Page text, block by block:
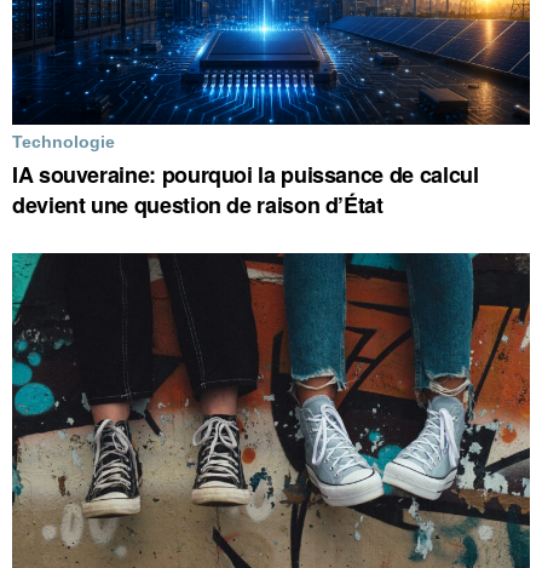
Technologie
IA souveraine: pourquoi la puissance de calcul
devient une question de raison d’État